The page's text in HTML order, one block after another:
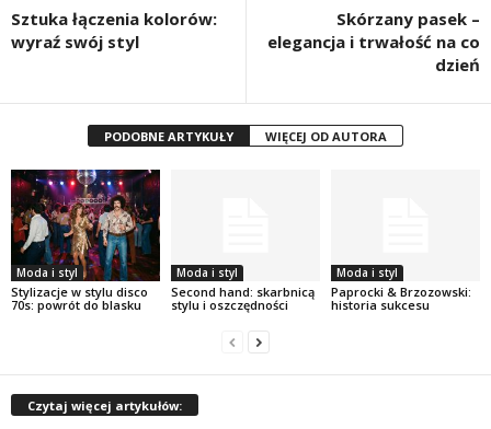
Sztuka łączenia kolorów:
wyraź swój styl
Skórzany pasek –
elegancja i trwałość na co
dzień
PODOBNE ARTYKUŁY WIĘCEJ OD AUTORA
Moda i styl
Stylizacje w stylu disco
70s: powrót do blasku
Moda i styl
Second hand: skarbnicą
stylu i oszczędności
Moda i styl
Paprocki & Brzozowski:
historia sukcesu
Czytaj więcej artykułów: